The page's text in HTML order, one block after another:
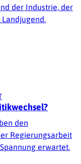
der Industrie, der
den
Regierungsarbeit
erwartet.